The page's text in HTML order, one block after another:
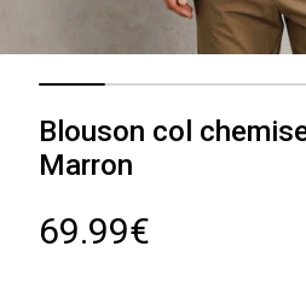
Blouson col
Marron
69.99€